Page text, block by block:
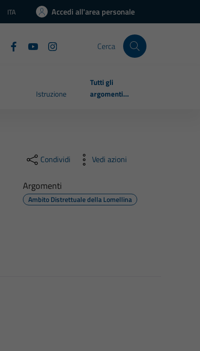
Lingua attiva:
ITA Accedi all'area personale
Cerca
Istruzione
Tutti gli
argomenti...
Condividi Vedi azioni
Argomenti
Ambito Distrettuale della Lomellina